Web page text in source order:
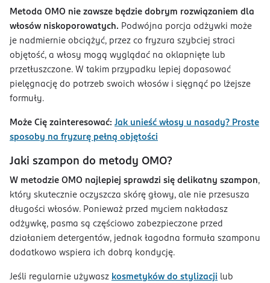
Metoda OMO nie zawsze będzie dobrym rozwiązaniem dla
włosów niskoporowatych. Podwójna porcja odżywki może
je nadmiernie obciążyć, przez co fryzura szybciej straci
objętość, a włosy mogą wyglądać na oklapnięte lub
przetłuszczone. W takim przypadku lepiej dopasować
pielęgnację do potrzeb swoich włosów i sięgnąć po lżejsze
formuły.
Może Cię zainteresować: Jak unieść włosy u nasady? Proste
sposoby na fryzurę pełną objętości
Jaki szampon do metody OMO?
W metodzie OMO najlepiej sprawdzi się delikatny szampon,
który skutecznie oczyszcza skórę głowy, ale nie przesusza
długości włosów. Ponieważ przed myciem nakładasz
odżywkę, pasma są częściowo zabezpieczone przed
działaniem detergentów, jednak łagodna formuła szamponu
dodatkowo wspiera ich dobrą kondycję.
Jeśli regularnie używasz kosmetyków do stylizacji lub